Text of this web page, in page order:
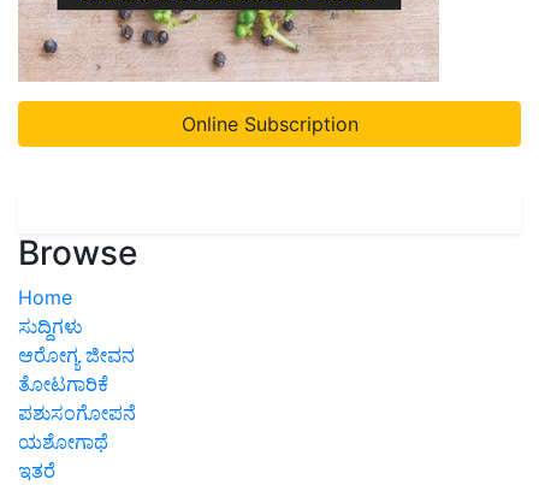
Online Subscription
Browse
Home
ಸುದ್ದಿಗಳು
ಆರೋಗ್ಯ ಜೀವನ
ತೋಟಗಾರಿಕೆ
ಪಶುಸಂಗೋಪನೆ
ಯಶೋಗಾಥೆ
ಇತರೆ